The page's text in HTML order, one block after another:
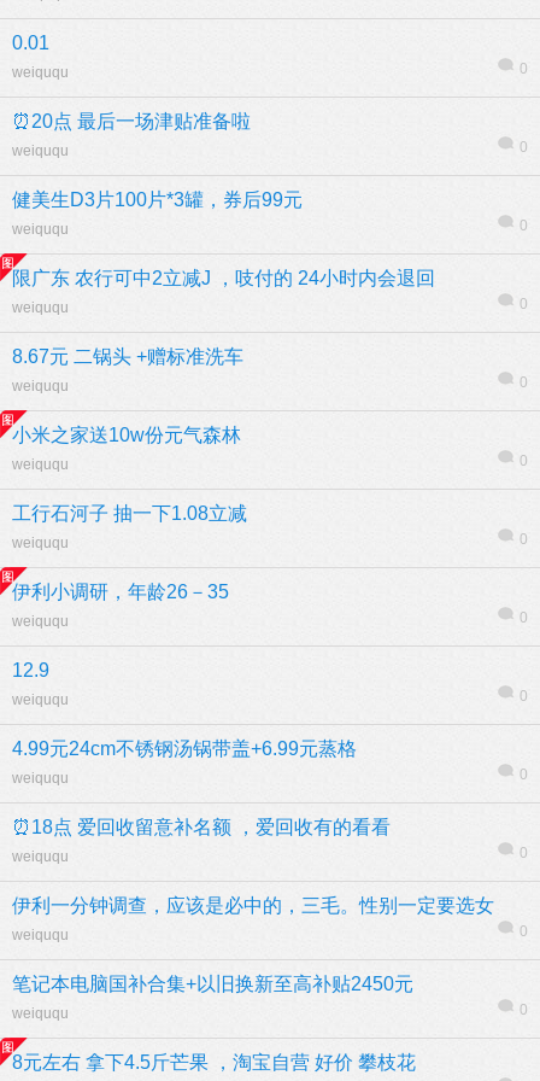
0.01
weiququ 0
⏰20点 最后一场津贴准备啦
weiququ 0
健美生D3片100片*3罐，券后99元
weiququ 0
限广东 农行可中2立减J ，吱付的 24小时内会退回
weiququ 0
8.67元 二锅头 +赠标准洗车
weiququ 0
小米之家送10w份元气森林
weiququ 0
工行石河子 抽一下1.08立减
weiququ 0
伊利小调研，年龄26－35
weiququ 0
12.9
weiququ 0
4.99元24cm不锈钢汤锅带盖+6.99元蒸格
weiququ 0
⏰18点 爱回收留意补名额 ，爱回收有的看看
weiququ 0
伊利一分钟调查，应该是必中的，三毛。性别一定要选女
weiququ 0
笔记本电脑国补合集+以旧换新至高补贴2450元
weiququ 0
8元左右 拿下4.5斤芒果 ，淘宝自营 好价 攀枝花